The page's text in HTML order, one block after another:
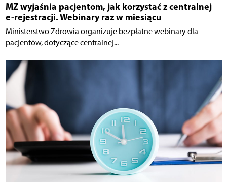
MZ wyjaśnia pacjentom, jak korzystać z centralnej
e-rejestracji. Webinary raz w miesiącu
Ministerstwo Zdrowia organizuje bezpłatne webinary dla
pacjentów, dotyczące centralnej...